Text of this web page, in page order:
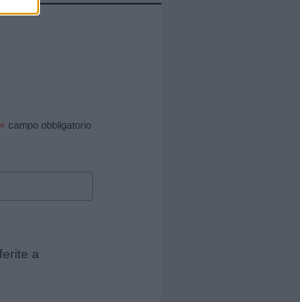
* campo obbligatorio
a